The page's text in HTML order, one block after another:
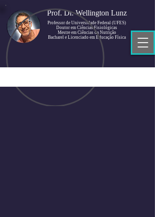
Prof. Dr. Wellington Lunz
Professor de Universidade Federal (UFES)
Doutor em Ciências Fisiológicas
Mestre em Ciências da Nutrição
Bacharel e Licenciado em Educação Física